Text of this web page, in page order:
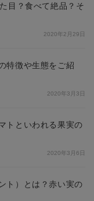
目？食べて絶品？そ
2020年2月29日
特徴や生態をご紹
2020年3月3日
トといわれる果実の
2020年3月6日
ト）とは？赤い実の